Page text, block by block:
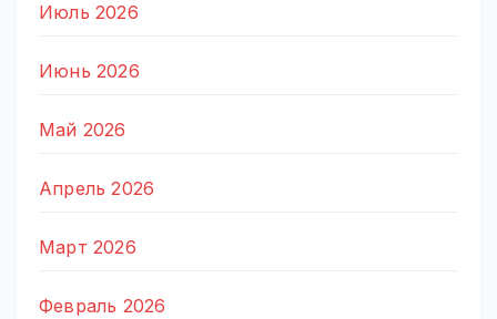
Июль 2026
Июнь 2026
Май 2026
Апрель 2026
Март 2026
Февраль 2026